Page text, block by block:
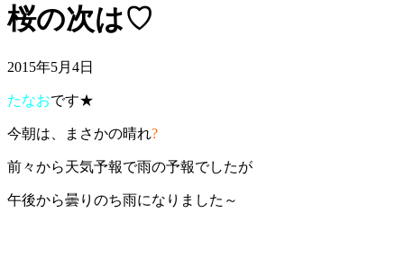
桜の次は♡
2015年5月4日
たなおです★
今朝は、まさかの晴れ?
前々から天気予報で雨の予報でしたが
午後から曇りのち雨になりました～